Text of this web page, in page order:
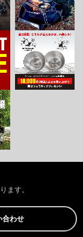
ます。
合わせ